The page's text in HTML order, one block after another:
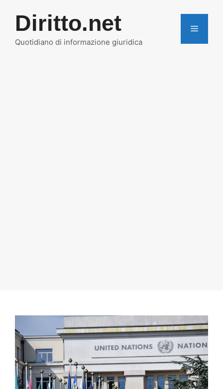
contenuto
Diritto.net
Quotidiano di informazione giuridica
MENU